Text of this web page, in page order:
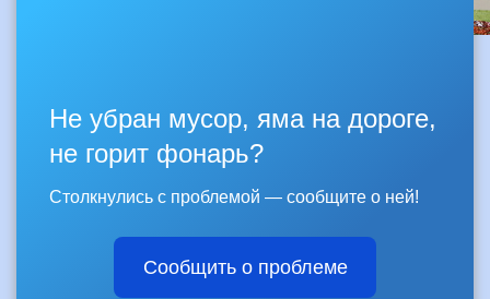
Не убран мусор, яма на дороге,
не горит фонарь?
Столкнулись с проблемой — сообщите о ней!
Сообщить о проблеме